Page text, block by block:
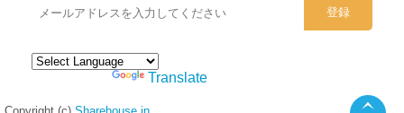
Translate